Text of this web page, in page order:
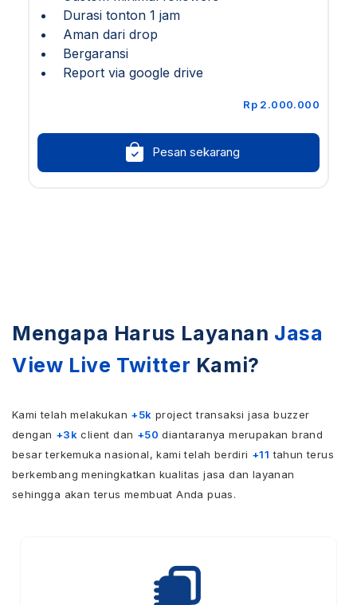
Durasi tonton 1 jam
Aman dari drop
Bergaransi
Report via google drive
Rp 2.000.000
Pesan sekarang
Mengapa Harus Layanan Jasa
View Live Twitter Kami?
Kami telah melakukan +5k project transaksi jasa buzzer
dengan +3k client dan +50 diantaranya merupakan brand
besar terkemuka nasional, kami telah berdiri +11 tahun terus
berkembang meningkatkan kualitas jasa dan layanan
sehingga akan terus membuat Anda puas.